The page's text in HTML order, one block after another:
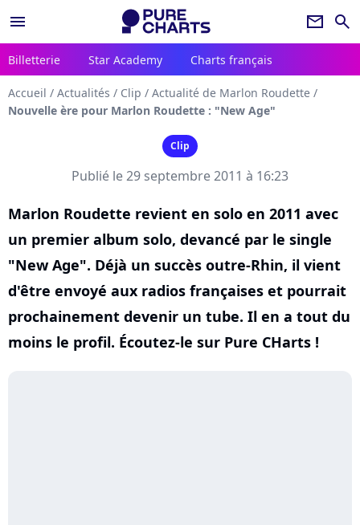
menu newsletter search
Billetterie Star Academy Charts français
Accueil / Actualités / Clip / Actualité de Marlon Roudette /
Nouvelle ère pour Marlon Roudette : "New Age"
Clip
Publié le 29 septembre 2011 à 16:23
Marlon Roudette revient en solo en 2011 avec
un premier album solo, devancé par le single
"New Age". Déjà un succès outre-Rhin, il vient
d'être envoyé aux radios françaises et pourrait
prochainement devenir un tube. Il en a tout du
moins le profil. Écoutez-le sur Pure CHarts !